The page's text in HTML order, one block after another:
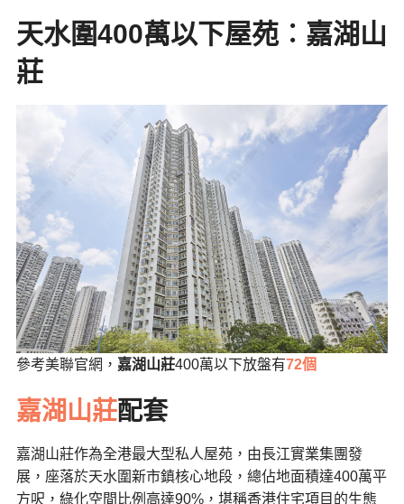
天水圍400萬以下屋苑︰ 嘉湖山
莊
參考美聯官網， 嘉湖山莊400萬以下放盤有72個
嘉湖山莊配套
嘉湖山莊作為全港最大型私人屋苑，由長江實業集團發
展，座落於天水圍新市鎮核心地段，總佔地面積達400萬平
方呎，綠化空間比例高達90%，堪稱香港住宅項目的生態